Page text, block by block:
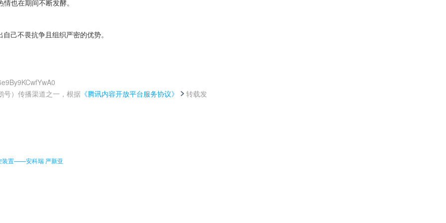
也在期间不断发酵。
己不畏抗争且组织严密的优势。
号）传播渠道之一，根据 《腾讯内容开放平台服务协议》 转载发
装置——安科瑞 严新亚